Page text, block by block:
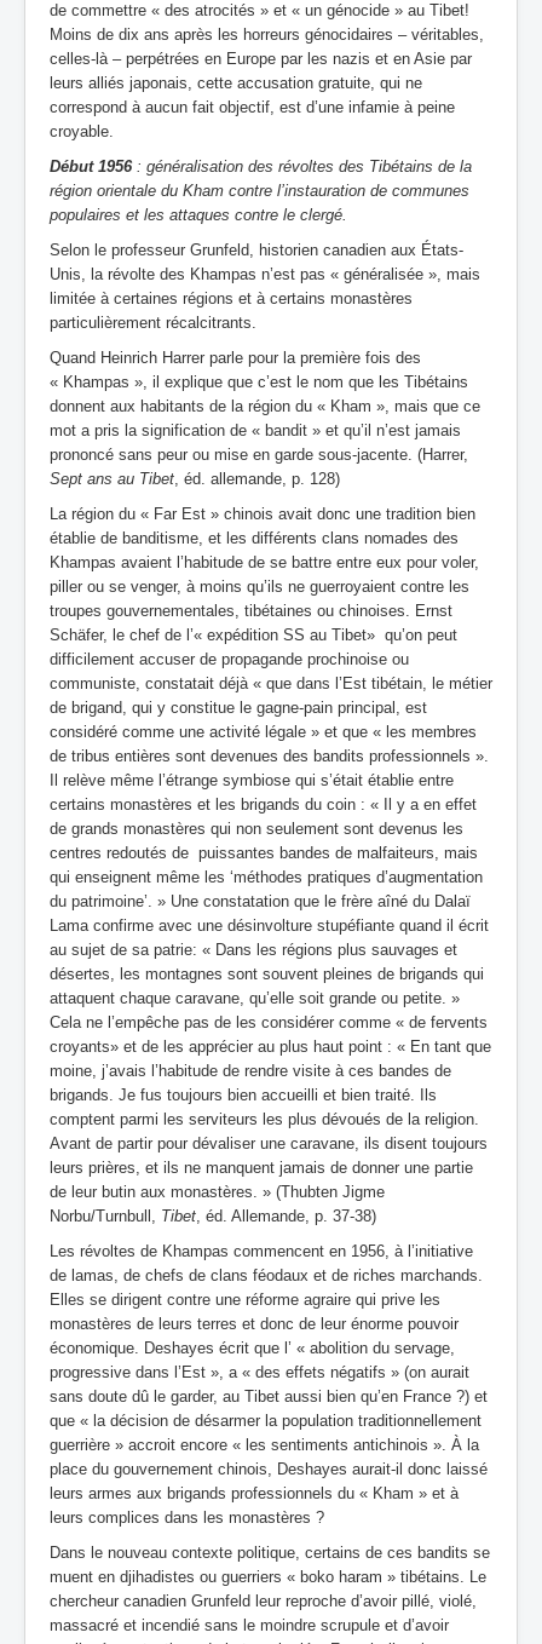
de commettre « des atrocités » et « un génocide » au Tibet!
Moins de dix ans après les horreurs génocidaires – véritables,
celles-là – perpétrées en Europe par les nazis et en Asie par
leurs alliés japonais, cette accusation gratuite, qui ne
correspond à aucun fait objectif, est d’une infamie à peine
croyable.
Début 1956 : généralisation des révoltes des Tibétains de la
région orientale du Kham contre l’instauration de communes
populaires et les attaques contre le clergé.
Selon le professeur Grunfeld, historien canadien aux États-
Unis, la révolte des Khampas n’est pas « généralisée », mais
limitée à certaines régions et à certains monastères
particulièrement récalcitrants.
Quand Heinrich Harrer parle pour la première fois des
« Khampas », il explique que c’est le nom que les Tibétains
donnent aux habitants de la région du « Kham », mais que ce
mot a pris la signification de « bandit » et qu’il n’est jamais
prononcé sans peur ou mise en garde sous-jacente. (Harrer,
Sept ans au Tibet, éd. allemande, p. 128)
La région du « Far Est » chinois avait donc une tradition bien
établie de banditisme, et les différents clans nomades des
Khampas avaient l’habitude de se battre entre eux pour voler,
piller ou se venger, à moins qu’ils ne guerroyaient contre les
troupes gouvernementales, tibétaines ou chinoises. Ernst
Schäfer, le chef de l’« expédition SS au Tibet» qu’on peut
difficilement accuser de propagande prochinoise ou
communiste, constatait déjà « que dans l’Est tibétain, le métier
de brigand, qui y constitue le gagne-pain principal, est
considéré comme une activité légale » et que « les membres
de tribus entières sont devenues des bandits professionnels ».
Il relève même l’étrange symbiose qui s’était établie entre
certains monastères et les brigands du coin : « Il y a en effet
de grands monastères qui non seulement sont devenus les
centres redoutés de puissantes bandes de malfaiteurs, mais
qui enseignent même les ‘méthodes pratiques d’augmentation
du patrimoine’. » Une constatation que le frère aîné du Dalaï
Lama confirme avec une désinvolture stupéfiante quand il écrit
au sujet de sa patrie: « Dans les régions plus sauvages et
désertes, les montagnes sont souvent pleines de brigands qui
attaquent chaque caravane, qu’elle soit grande ou petite. »
Cela ne l’empêche pas de les considérer comme « de fervents
croyants» et de les apprécier au plus haut point : « En tant que
moine, j’avais l’habitude de rendre visite à ces bandes de
brigands. Je fus toujours bien accueilli et bien traité. Ils
comptent parmi les serviteurs les plus dévoués de la religion.
Avant de partir pour dévaliser une caravane, ils disent toujours
leurs prières, et ils ne manquent jamais de donner une partie
de leur butin aux monastères. » (Thubten Jigme
Norbu/Turnbull, Tibet, éd. Allemande, p. 37-38)
Les révoltes de Khampas commencent en 1956, à l’initiative
de lamas, de chefs de clans féodaux et de riches marchands.
Elles se dirigent contre une réforme agraire qui prive les
monastères de leurs terres et donc de leur énorme pouvoir
économique. Deshayes écrit que l’ « abolition du servage,
progressive dans l’Est », a « des effets négatifs » (on aurait
sans doute dû le garder, au Tibet aussi bien qu’en France ?) et
que « la décision de désarmer la population traditionnellement
guerrière » accroit encore « les sentiments antichinois ». À la
place du gouvernement chinois, Deshayes aurait-il donc laissé
leurs armes aux brigands professionnels du « Kham » et à
leurs complices dans les monastères ?
Dans le nouveau contexte politique, certains de ces bandits se
muent en djihadistes ou guerriers « boko haram » tibétains. Le
chercheur canadien Grunfeld leur reproche d’avoir pillé, violé,
massacré et incendié sans le moindre scrupule et d’avoir